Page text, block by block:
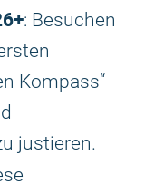
: Besuchen
Kompass“
justieren.